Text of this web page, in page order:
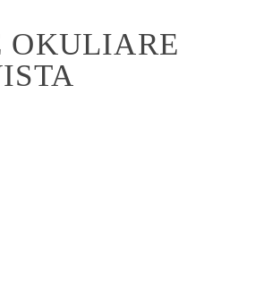
OKULIARE